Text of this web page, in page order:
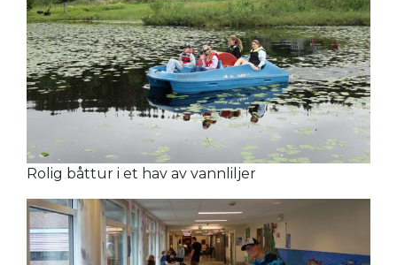
Rolig båttur i et hav av vannliljer